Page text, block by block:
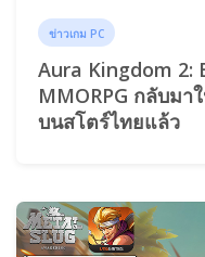
ข่าวเกม PC
Aura Kingdom 2:
MMORPG กลับมา
บนสโตร์ไทยแล้ว